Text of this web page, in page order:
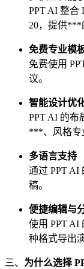
PPT AI 整合
20，提供***
免费专业模
免费使用
议。
智能设计优
PPT AI 的布
***、风格专
多语言支持
通过 PPT AI
稿。
便捷编辑与
使用 PPT AI
种格式导出
三、 为什么选择